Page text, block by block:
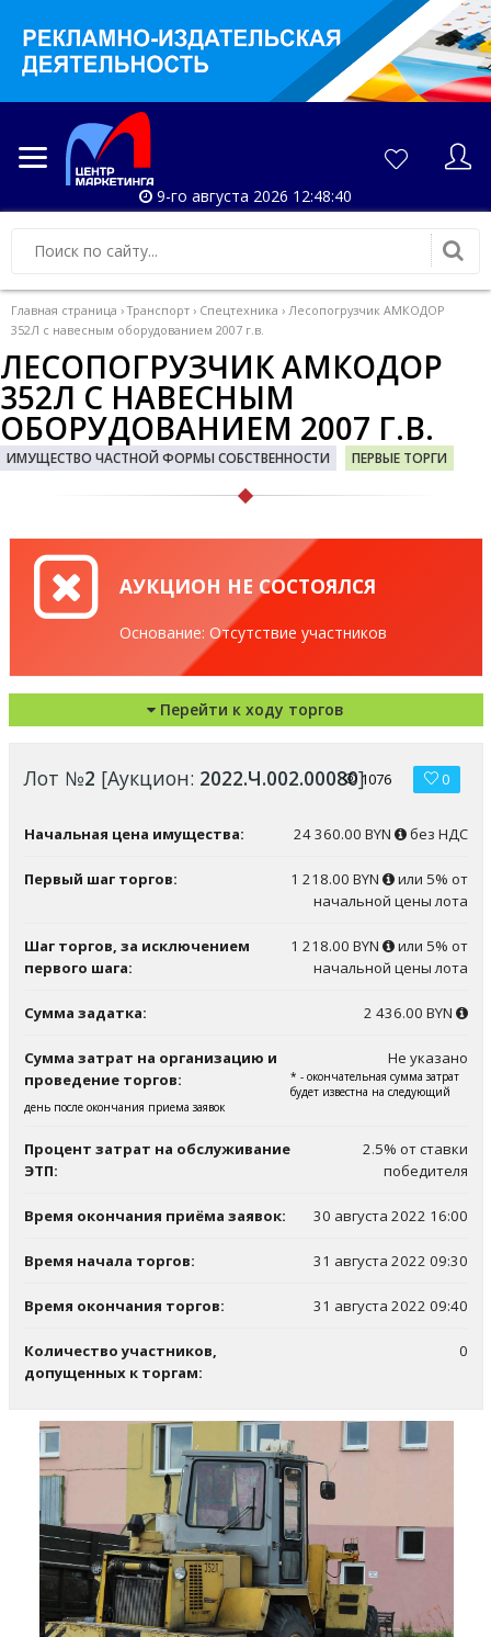
9-го августа 2026 12:48:41
Главная страница › Транспорт › Спецтехника › Лесопогрузчик АМКОДОР
352Л с навесным оборудованием 2007 г.в.
ЛЕСОПОГРУЗЧИК АМКОДОР
352Л С НАВЕСНЫМ
ОБОРУДОВАНИЕМ 2007 Г.В.
ИМУЩЕСТВО ЧАСТНОЙ ФОРМЫ СОБСТВЕННОСТИ ПЕРВЫЕ ТОРГИ
АУКЦИОН НЕ СОСТОЯЛСЯ
Основание: Отсутствие участников
Перейти к ходу торгов
Лот №2 [Аукцион: 2022.Ч.002.00080]1076 0
Начальная цена имущества: 24 360.00 BYN без НДС
Первый шаг торгов: 1 218.00 BYN
или 5% от
начальной цены лота
Шаг торгов, за исключением
первого шага:
1 218.00 BYN
или 5% от
начальной цены лота
Сумма задатка: 2 436.00 BYN
Сумма затрат на организацию и
проведение торгов:
Не указано
* - окончательная сумма затрат
будет известна на следующий
день после окончания приема заявок
Процент затрат на обслуживание
ЭТП:
2.5% от ставки
победителя
Время окончания приёма заявок: 30 августа 2022 16:00
Время начала торгов: 31 августа 2022 09:30
Время окончания торгов: 31 августа 2022 09:40
Количество участников,
допущенных к торгам:
0